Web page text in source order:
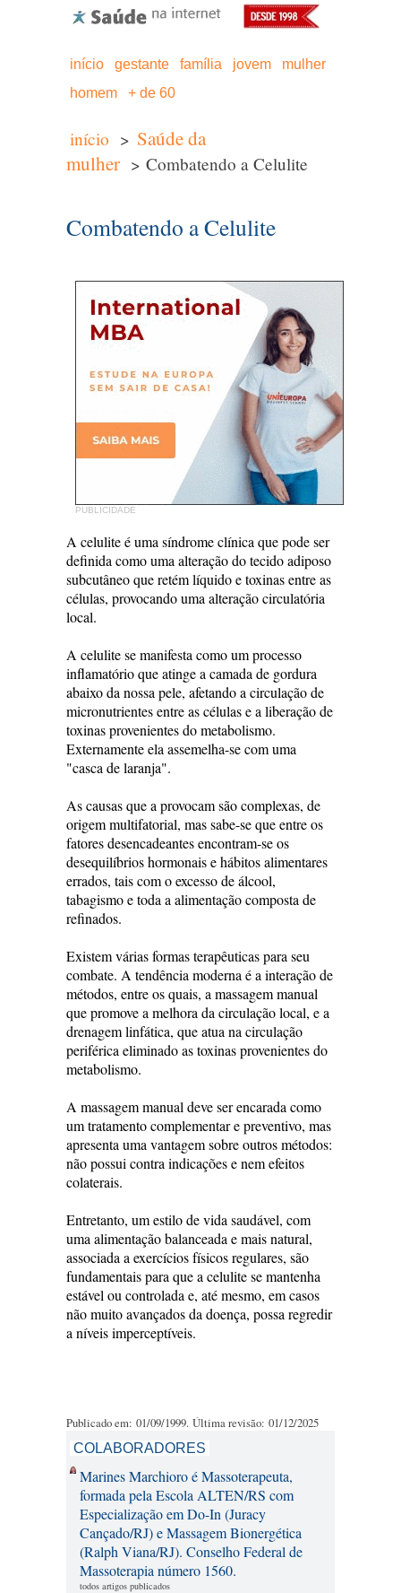
início gestante família jovem
mulher
homem
+ de 60
início > Saúde da
mulher > Combatendo a Celulite
Combatendo a Celulite
PUBLICIDADE
A celulite é uma síndrome clínica que pode ser
definida como uma alteração do tecido adiposo
subcutâneo que retém líquido e toxinas entre as
células, provocando uma alteração circulatória
local.
A celulite se manifesta como um processo
inflamatório que atinge a camada de gordura
abaixo da nossa pele, afetando a circulação de
micronutrientes entre as células e a liberação de
toxinas provenientes do metabolismo.
Externamente ela assemelha-se com uma
"casca de laranja".
As causas que a provocam são complexas, de
origem multifatorial, mas sabe-se que entre os
fatores desencadeantes encontram-se os
desequilíbrios hormonais e hábitos alimentares
errados, tais com o excesso de álcool,
tabagismo e toda a alimentação composta de
refinados.
Existem várias formas terapêuticas para seu
combate. A tendência moderna é a interação de
métodos, entre os quais, a massagem manual
que promove a melhora da circulação local, e a
drenagem linfática, que atua na circulação
periférica eliminado as toxinas provenientes do
metabolismo.
A massagem manual deve ser encarada como
um tratamento complementar e preventivo, mas
apresenta uma vantagem sobre outros métodos:
não possui contra indicações e nem efeitos
colaterais.
Entretanto, um estilo de vida saudável, com
uma alimentação balanceada e mais natural,
associada a exercícios físicos regulares, são
fundamentais para que a celulite se mantenha
estável ou controlada e, até mesmo, em casos
não muito avançados da doença, possa regredir
a níveis imperceptíveis.
Publicado em: 01/09/1999. Última revisão: 01/12/2025
COLABORADORES
Marines Marchioro é Massoterapeuta,
formada pela Escola ALTEN/RS com
Especialização em Do-In (Juracy
Cançado/RJ) e Massagem Bionergética
(Ralph Viana/RJ). Conselho Federal de
Massoterapia número 1560.
todos artigos publicados